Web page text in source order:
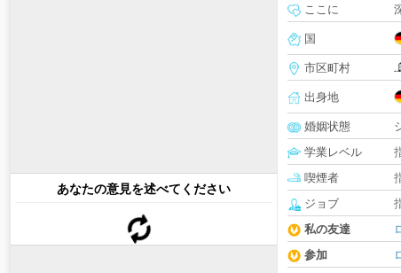
あなたの意見を述べてください
ここに
国
市区町村
出身地
婚姻状態
学業レベル
喫煙者
ジョブ
私の友達
参加